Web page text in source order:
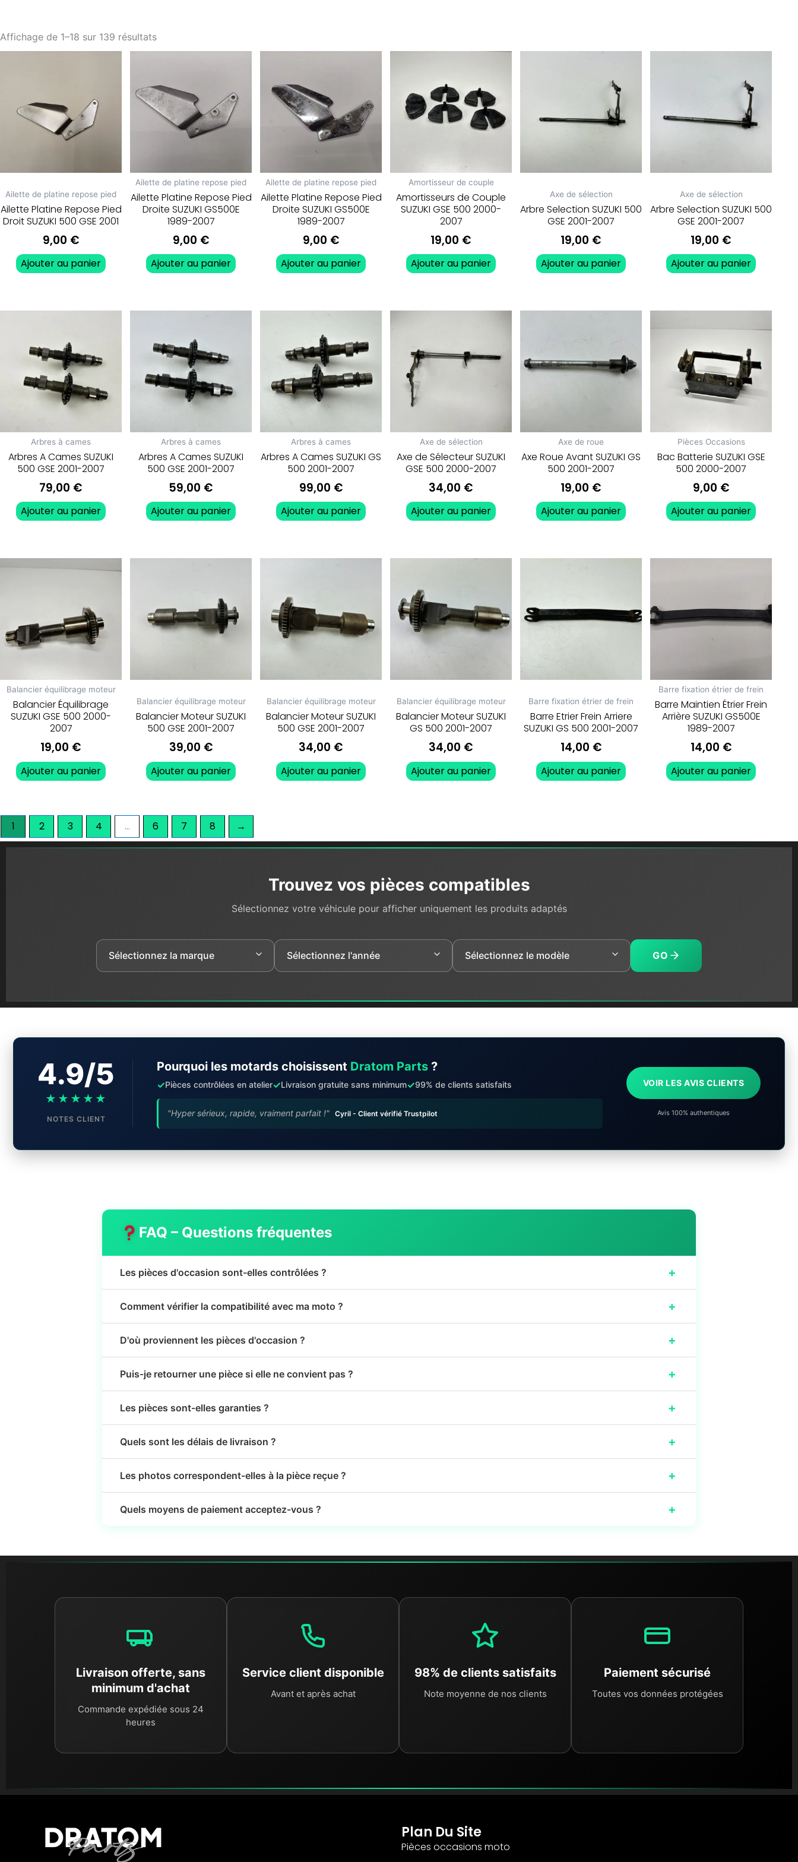
Affichage de 1–18 sur 139 résultats
Ailette de platine repose pied
Ailette Platine Repose Pied
Droit SUZUKI 500 GSE 2001
9,00 €
Ajouter au panier
Ailette de platine repose pied
Ailette Platine Repose Pied
Droite SUZUKI GS500E
1989-2007
9,00 €
Ajouter au panier
Ailette de platine repose pied
Ailette Platine Repose Pied
Droite SUZUKI GS500E
1989-2007
9,00 €
Ajouter au panier
Amortisseur de couple
Amortisseurs de Couple
SUZUKI GSE 500 2000-
2007
19,00 €
Ajouter au panier
Axe de sélection
Arbre Selection SUZUKI 500
GSE 2001-2007
19,00 €
Ajouter au panier
Axe de sélection
Arbre Selection SUZUKI 500
GSE 2001-2007
19,00 €
Ajouter au panier
Arbres à cames
Arbres A Cames SUZUKI
500 GSE 2001-2007
79,00 €
Ajouter au panier
Arbres à cames
Arbres A Cames SUZUKI
500 GSE 2001-2007
59,00 €
Ajouter au panier
Arbres à cames
Arbres A Cames SUZUKI GS
500 2001-2007
99,00 €
Ajouter au panier
Axe de sélection
Axe de Sélecteur SUZUKI
GSE 500 2000-2007
34,00 €
Ajouter au panier
Axe de roue
Axe Roue Avant SUZUKI GS
500 2001-2007
19,00 €
Ajouter au panier
Pièces Occasions
Bac Batterie SUZUKI GSE
500 2000-2007
9,00 €
Ajouter au panier
Balancier équilibrage moteur
Balancier Équilibrage
SUZUKI GSE 500 2000-
2007
19,00 €
Ajouter au panier
Balancier équilibrage moteur
Balancier Moteur SUZUKI
500 GSE 2001-2007
39,00 €
Ajouter au panier
Balancier équilibrage moteur
Balancier Moteur SUZUKI
500 GSE 2001-2007
34,00 €
Ajouter au panier
Balancier équilibrage moteur
Balancier Moteur SUZUKI
GS 500 2001-2007
34,00 €
Ajouter au panier
Barre fixation étrier de frein
Barre Etrier Frein Arriere
SUZUKI GS 500 2001-2007
14,00 €
Ajouter au panier
Barre fixation étrier de frein
Barre Maintien Étrier Frein
Arrière SUZUKI GS500E
1989-2007
14,00 €
Ajouter au panier
1 2 3 4 … 6 7 8 →
Trouvez vos pièces compatibles
Sélectionnez votre véhicule pour afficher uniquement les produits adaptés
GO
4.9/5
★★★★★
NOTES CLIENT
Pourquoi les motards choisissent Dratom Parts ?
✓Pièces contrôlées en atelier✓Livraison gratuite sans minimum✓99% de clients satisfaits
"Hyper sérieux, rapide, vraiment parfait !" Cyril - Client vérifié Trustpilot
VOIR LES AVIS CLIENTS
Avis 100% authentiques
FAQ – Questions fréquentes
Les pièces d'occasion sont-elles contrôlées ? +
Comment vérifier la compatibilité avec ma moto ? +
D'où proviennent les pièces d'occasion ? +
Puis-je retourner une pièce si elle ne convient pas ? +
Les pièces sont-elles garanties ? +
Quels sont les délais de livraison ? +
Les photos correspondent-elles à la pièce reçue ? +
Quels moyens de paiement acceptez-vous ? +
Livraison offerte, sans
minimum d'achat
Commande expédiée sous 24
heures
Service client disponible
Avant et après achat
98% de clients satisfaits
Note moyenne de nos clients
Paiement sécurisé
Toutes vos données protégées
Plan Du Site
Pièces occasions moto